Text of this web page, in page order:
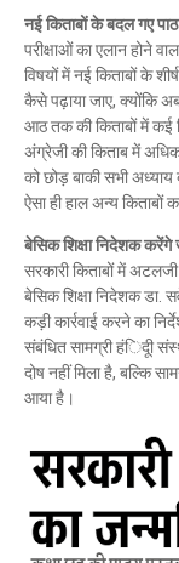
नई किताबों के बदल गए
परीक्षाओं का एलान होने
विषयों में नई किताबों के
कैसे पढ़ाया जाए, क्योंकि
आठ तक की किताबों में कई
अंग्रेजी की किताब में
को छोड़ बाकी सभी
ऐसा ही हाल अन्य किताबों
बेसिक शिक्षा निदेशक करेंगे
सरकारी किताबों में
बेसिक शिक्षा निदेशक डा.
कड़ी कार्रवाई करने का
संबंधित सामग्री हंिदूी
दोष नहीं मिला है, बल्कि
आया है।